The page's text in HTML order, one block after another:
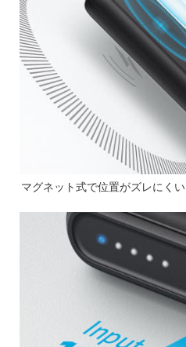
マグネット式で位置がズレにくい